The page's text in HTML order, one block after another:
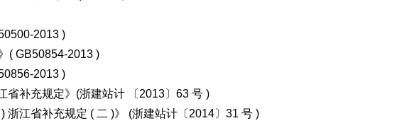
2013 )
》( GB50854-2013 )
2013 )
省补充规定》(浙建站计 〔2013〕63 号 )
浙江省补充规定 ( 二 )》 (浙建站计〔2014〕31 号 )
版)